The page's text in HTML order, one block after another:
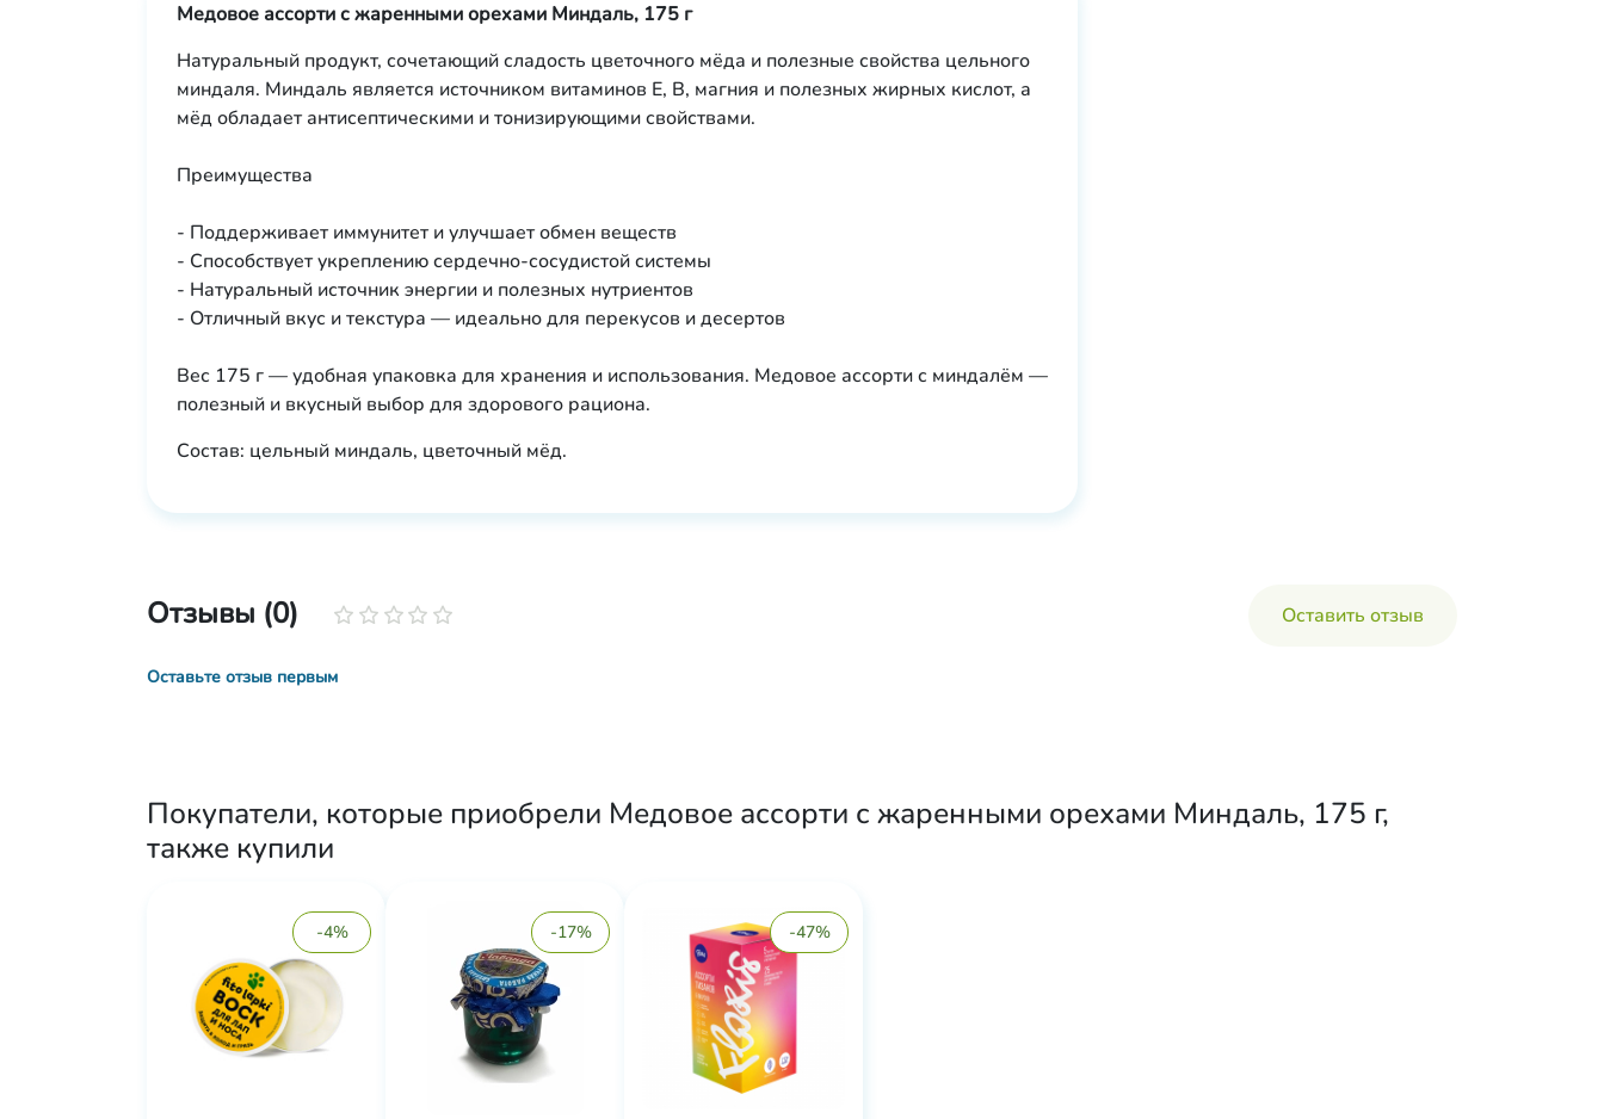
Медовое ассорти с жаренными орехами Миндаль, 175 г
Натуральный продукт, сочетающий сладость цветочного мёда и полезные свойства цельного
миндаля. Миндаль является источником витаминов Е, В, магния и полезных жирных кислот, а
мёд обладает антисептическими и тонизирующими свойствами.
Преимущества
- Поддерживает иммунитет и улучшает обмен веществ
- Способствует укреплению сердечно-сосудистой системы
- Натуральный источник энергии и полезных нутриентов
- Отличный вкус и текстура — идеально для перекусов и десертов
Вес 175 г — удобная упаковка для хранения и использования. Медовое ассорти с миндалём —
полезный и вкусный выбор для здорового рациона.
Состав: цельный миндаль, цветочный мёд.
Отзывы (0) Оставить отзыв
Оставьте отзыв первым
Покупатели, которые приобрели Медовое ассорти с жаренными орехами Миндаль, 175 г,
также купили
-4% -17% -47%